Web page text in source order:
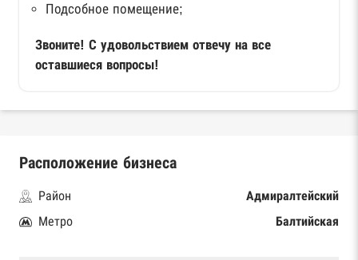
Подсобное помещение;
Звоните! С удовольствием отвечу на все
оставшиеся вопросы!
Расположение бизнеса
Район
Адмиралтейский
Метро
Балтийская